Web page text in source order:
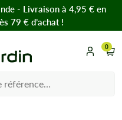
- Livraison à 4,95 € en
79 € d’achat !
0